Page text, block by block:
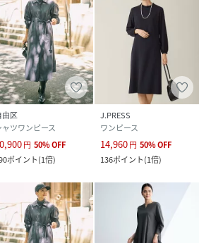
由区
ャツワンピース
円 50%OFF
ポイント(1倍)
J.PRESS
ワンピース
14,960円 50%OFF
136ポイント(1倍)